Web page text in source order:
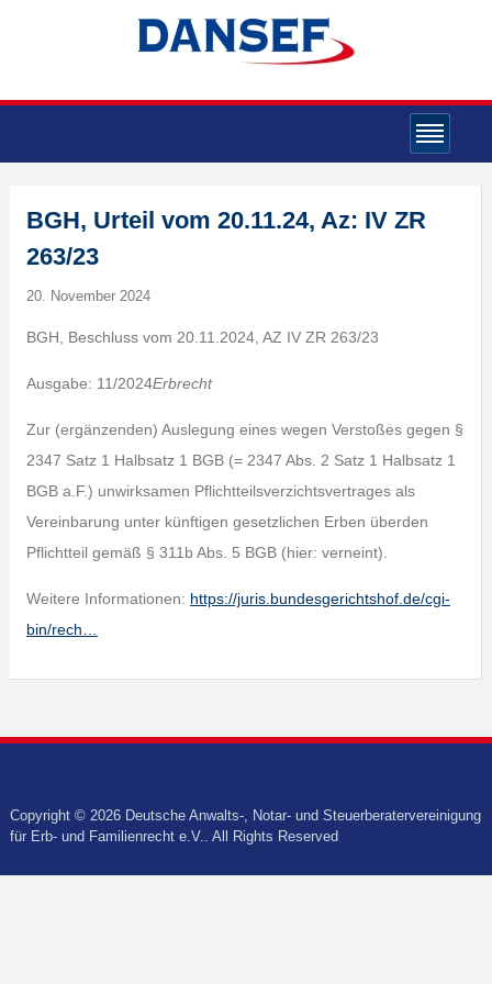
BGH, Urteil vom 20.11.24, Az: IV ZR
263/23
20. November 2024
BGH, Beschluss vom 20.11.2024, AZ IV ZR 263/23
Ausgabe: 11/2024Erbrecht
Zur (ergänzenden) Auslegung eines wegen Verstoßes gegen §
2347 Satz 1 Halbsatz 1 BGB (= 2347 Abs. 2 Satz 1 Halbsatz 1
BGB a.F.) unwirksamen Pflichtteilsverzichtsvertrages als
Vereinbarung unter künftigen gesetzlichen Erben überden
Pflichtteil gemäß § 311b Abs. 5 BGB (hier: verneint).
Weitere Informationen: https://juris.bundesgerichtshof.de/cgi-
bin/rech…
Copyright © 2026 Deutsche Anwalts-, Notar- und Steuerberatervereinigung
für Erb- und Familienrecht e.V.. All Rights Reserved